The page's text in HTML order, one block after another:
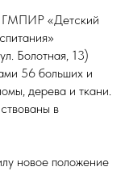
ГМПИР «Детский
Болотная, 13)
56 больших и
дерева и ткани.
в
новое положение